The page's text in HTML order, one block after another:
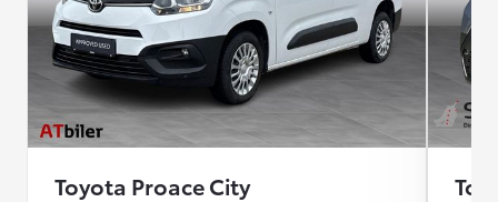
Toyota Proace City